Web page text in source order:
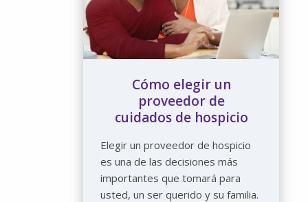
Cómo elegir un
proveedor de
cuidados de hospicio
Elegir un proveedor de hospicio
es una de las decisiones más
importantes que tomará para
usted, un ser querido y su familia.